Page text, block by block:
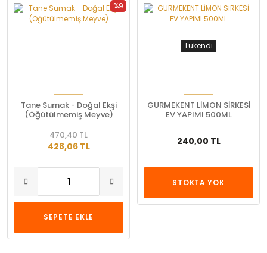
%9
Tane Sumak - Doğal Ekşi
(Öğütülmemiş Meyve)
428,06 TL
470,40 TL
SEPETE EKLE
Tükendi
GURMEKENT LİMON SİRKESİ
EV YAPIMI 500ML
240,00 TL
STOKTA YOK